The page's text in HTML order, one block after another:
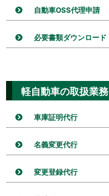
自動車OSS代理申請
必要書類ダウンロード
軽自動車の取扱業務
車庫証明代行
名義変更代行
変更登録代行